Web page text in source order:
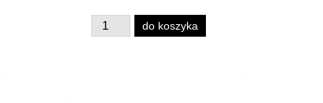
do koszyka